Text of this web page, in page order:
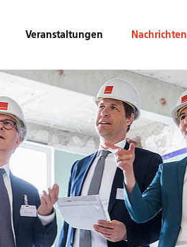
Veranstaltungen Nachrichten